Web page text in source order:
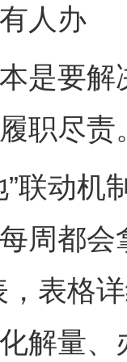
人办
要解
职尽责
动机
周都会
，表格
解量